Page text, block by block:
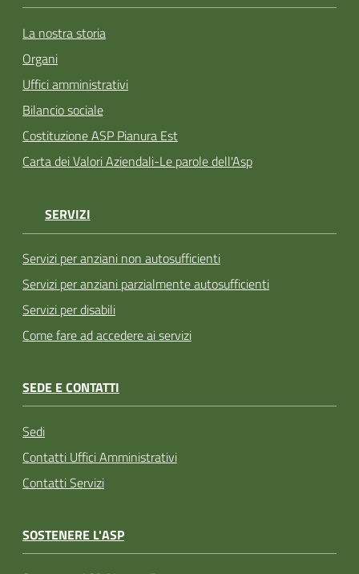
La nostra storia
Organi
Uffici amministrativi
Bilancio sociale
Costituzione ASP Pianura Est
Carta dei Valori Aziendali-Le parole dell'Asp
SERVIZI
Servizi per anziani non autosufficienti
Servizi per anziani parzialmente autosufficienti
Servizi per disabili
Come fare ad accedere ai servizi
SEDE E CONTATTI
Sedi
Contatti Uffici Amministrativi
Contatti Servizi
SOSTENERE L'ASP